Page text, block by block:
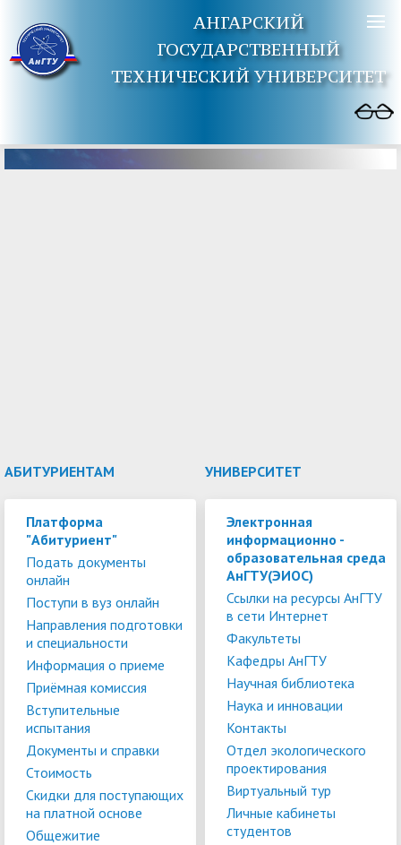
АНГАРСКИЙ
ГОСУДАРСТВЕННЫЙ
ТЕХНИЧЕСКИЙ УНИВЕРСИТЕТ
АБИТУРИЕНТАМ
Платформа
"Абитуриент"
Подать документы
онлайн
Поступи в вуз онлайн
Направления подготовки
и специальности
Информация о приеме
Приёмная комиссия
Вступительные
испытания
Документы и справки
Стоимость
Скидки для поступающих
на платной основе
Общежитие
УНИВЕРСИТЕТ
Электронная
информационно -
образовательная среда
АнГТУ(ЭИОС)
Ссылки на ресурсы АнГТУ
в сети Интернет
Факультеты
Кафедры АнГТУ
Научная библиотека
Наука и инновации
Контакты
Отдел экологического
проектирования
Виртуальный тур
Личные кабинеты
студентов